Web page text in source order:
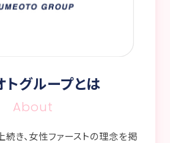
トグループとは
About
き、女性ファーストの理念を掲